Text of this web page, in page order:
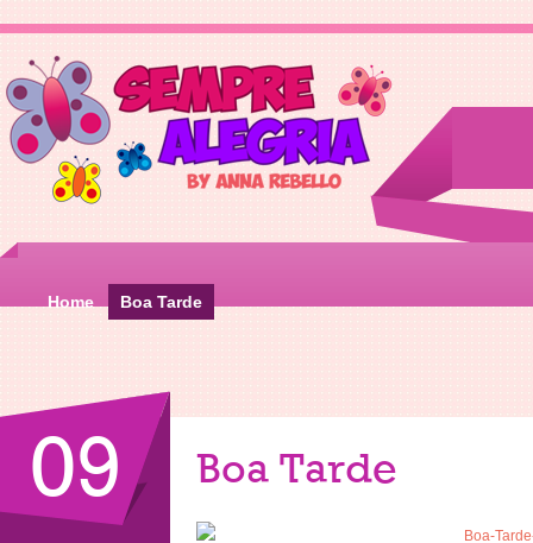
Home Boa Tarde
09 Boa Tarde